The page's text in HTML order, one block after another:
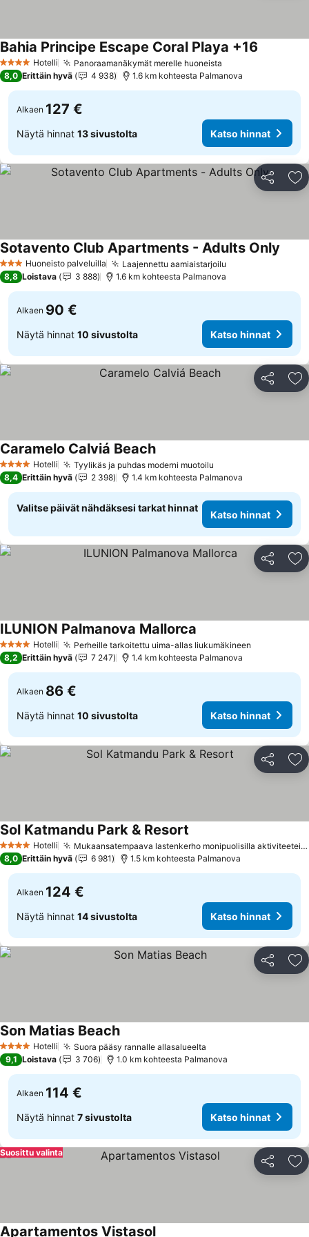
4 Tähtiluokitus
Hotelli Panoraamanäkymät merelle huoneista
Bahia Principe Escape Coral Playa +16
8,0 Erittäin hyvä 4 938 1.6 km kohteesta Palmanova
Alkaen 127 €
Näytä hinnat 13 sivustolta Katso hinnat
Jaa
3 Tähtiluokitus
Huoneisto palveluilla Laajennettu aamiaistarjoilu
Sotavento Club Apartments - Adults Only
8,8 Loistava 3 888 1.6 km kohteesta Palmanova
Alkaen 90 €
Näytä hinnat 10 sivustolta Katso hinnat
Jaa
4 Tähtiluokitus
Hotelli Tyylikäs ja puhdas moderni muotoilu
Caramelo Calviá Beach
8,4 Erittäin hyvä 2 398 1.4 km kohteesta Palmanova
Valitse päivät nähdäksesi tarkat hinnat
Katso hinnat
Jaa
4 Tähtiluokitus
Hotelli Perheille tarkoitettu uima-allas liukumäkineen
ILUNION Palmanova Mallorca
8,2 Erittäin hyvä 7 247 1.4 km kohteesta Palmanova
Alkaen 86 €
Näytä hinnat 10 sivustolta Katso hinnat
Jaa
4 Tähtiluokitus
Hotelli Mukaansatempaava lastenkerho monipuolisilla aktiviteeteilla
Sol Katmandu Park & Resort
8,0 Erittäin hyvä 6 981 1.5 km kohteesta Palmanova
Alkaen 124 €
Näytä hinnat 14 sivustolta Katso hinnat
Jaa
4 Tähtiluokitus
Hotelli Suora pääsy rannalle allasalueelta
Son Matias Beach
9,1 Loistava 3 706 1.0 km kohteesta Palmanova
Alkaen 114 €
Näytä hinnat 7 sivustolta Katso hinnat
Jaa
Suosittu valinta
Apartamentos Vistasol